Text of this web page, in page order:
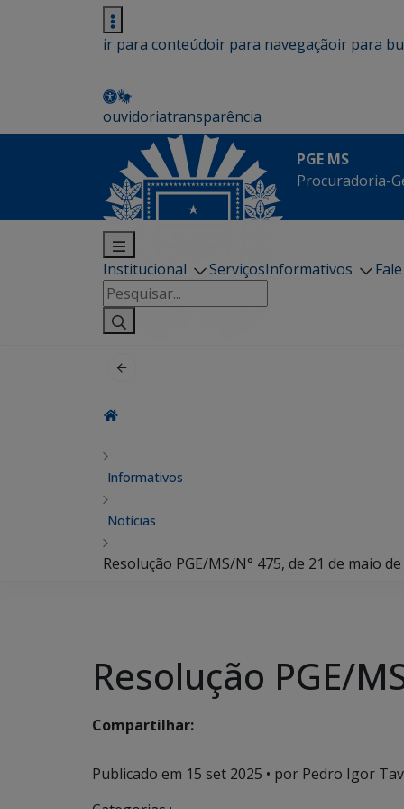
ir para conteúdoir para navegaçãoir para
ouvidoriatransparência
PGE MS
Procuradoria-
Institucional ServiçosInformativos
Pesquisar
por:
Informativos
Notícias
Resolução PGE/MS/N° 475, de 21 de maio
Resolução PGE/
Compartilhar:
Publicado em 15 set 2025 • por Pedro Igor